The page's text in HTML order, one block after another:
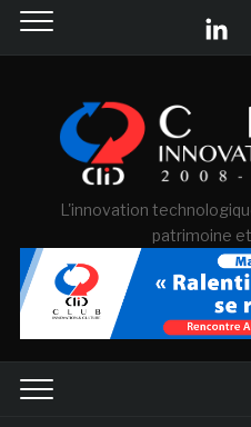
L'innovation
patrimoine